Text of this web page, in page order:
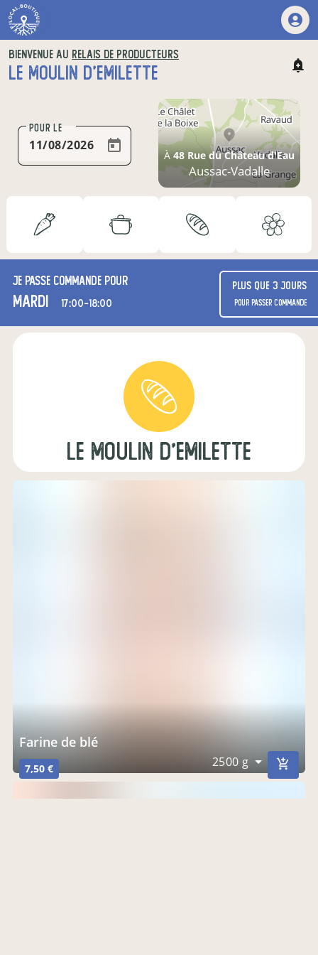
BIENVENUE AU RELAIS DE PRODUCTEURS
LE MOULIN D'EMILETTE
POUR LE
À 48 Rue du Château d'Eau
Aussac-Vadalle
Je passe commande pour
mardi 17:00-18:00
Plus que 3 jours
pour passer commande
le moulin d'emilette
Farine de blé
7,50 € 2500 g